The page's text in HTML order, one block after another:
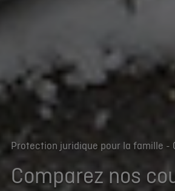
Protection juridique pour la famille -
Comparez nos